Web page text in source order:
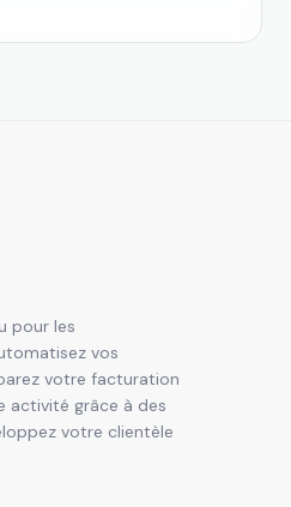
pour les
vos
votre facturation
activité grâce à des
votre clientèle